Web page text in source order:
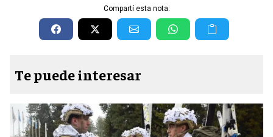
Compartí esta nota:
Te puede interesar